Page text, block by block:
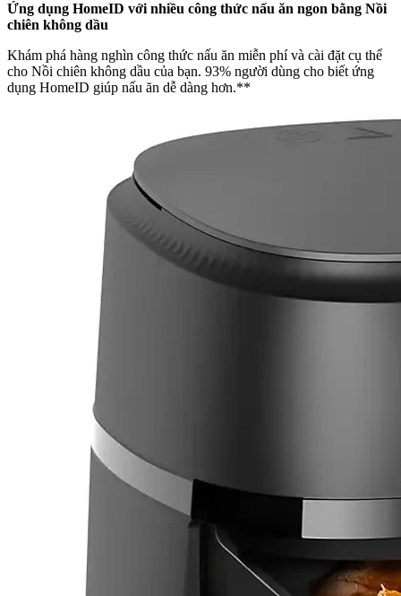
Ứng dụng HomeID với nhiều công thức nấu ăn ngon bằng Nồi
chiên không dầu
Khám phá hàng nghìn công thức nấu ăn miễn phí và cài đặt cụ thể
cho Nồi chiên không dầu của bạn. 93% người dùng cho biết ứng
dụng HomeID giúp nấu ăn dễ dàng hơn.**